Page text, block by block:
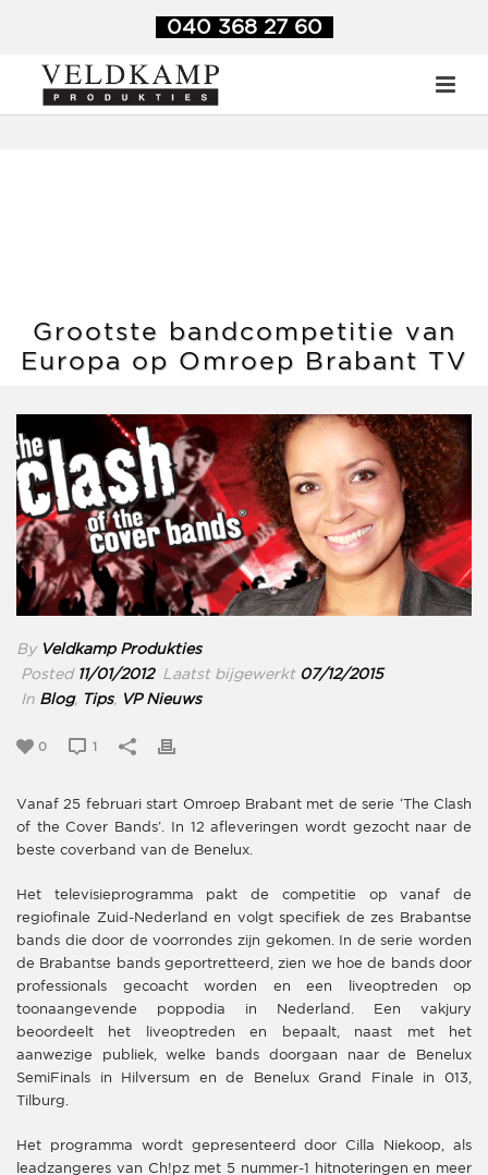
Europa op Omroep Brabant TV040 368 27 60
Grootste bandcompetitie van
Europa op Omroep Brabant TV
By Veldkamp Produkties
Posted 11/01/2012Laatst bijgewerkt 07/12/2015
In Blog, Tips, VP Nieuws
0 1
Vanaf 25 februari start Omroep Brabant met de serie ‘The Clash
of the Cover Bands’. In 12 afleveringen wordt gezocht naar de
beste coverband van de Benelux.
Het televisieprogramma pakt de competitie op vanaf de
regiofinale Zuid-Nederland en volgt specifiek de zes Brabantse
bands die door de voorrondes zijn gekomen. In de serie worden
de Brabantse bands geportretteerd, zien we hoe de bands door
professionals gecoacht worden en een liveoptreden op
toonaangevende poppodia in Nederland. Een vakjury
beoordeelt het liveoptreden en bepaalt, naast met het
aanwezige publiek, welke bands doorgaan naar de Benelux
SemiFinals in Hilversum en de Benelux Grand Finale in 013,
Tilburg.
Het programma wordt gepresenteerd door Cilla Niekoop, als
leadzangeres van Ch!pz met 5 nummer-1 hitnoteringen en meer